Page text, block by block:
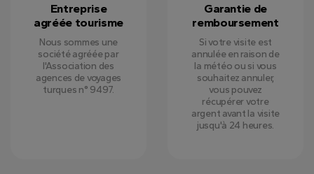
Entreprise
agréée tourisme
Nous sommes une
société agréée par
l'Association des
agences de voyages
turques n° 9497.
Garantie de
remboursement
Si votre visite est
annulée en raison de
la météo ou si vous
souhaitez annuler,
vous pouvez
récupérer votre
argent avant la visite
jusqu'à 24 heures.